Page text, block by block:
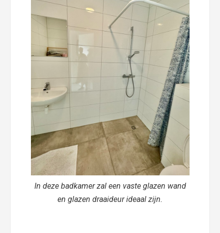
In deze badkamer zal een vaste glazen wand
en glazen draaideur ideaal zijn.